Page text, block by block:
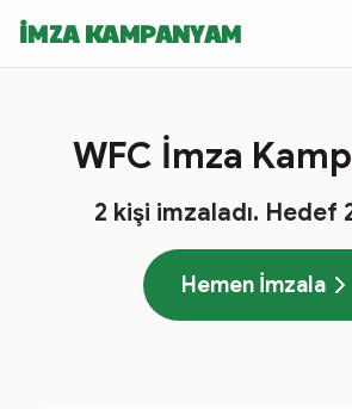
İMZA KAMPANYAM
WFC İmza
2 kişi imzaladı. Hedef
Hemen İmzala